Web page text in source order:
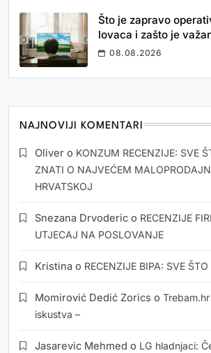
Što je zapravo
lovaca i zašto je
08.08.2026
NAJNOVIJI KOMENTARI
Oliver o KONZUM RECENZIJE: SVE
ZNATI O NAJVEĆEM
HRVATSKOJ
Snezana Drvoderic o RECENZIJE
UTJECAJ NA POSLOVANJE
Kristina o RECENZIJE BIPA: SVE
Momirović Dedić Zorics o
iskustva –
Jasarevic Mehmed o LG hladnjaci: